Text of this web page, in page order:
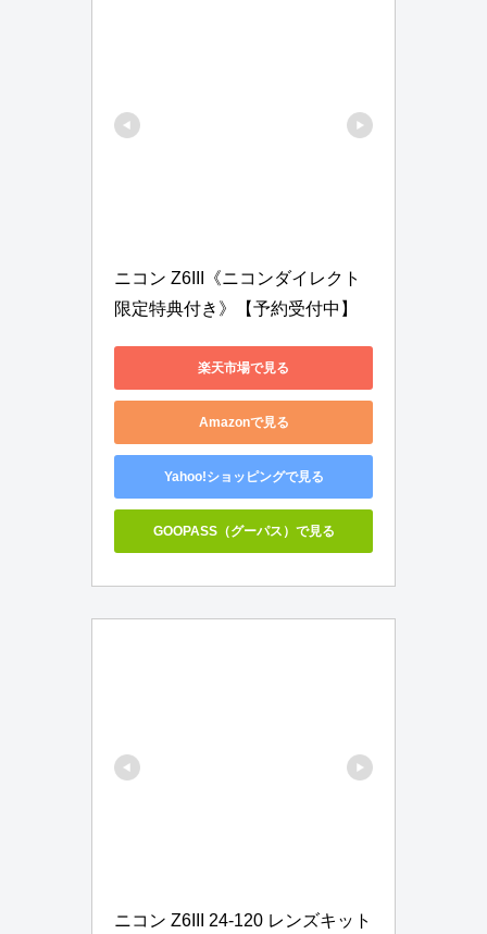
ニコン Z6III《ニコンダイレクト
限定特典付き》【予約受付中】
楽天市場で見る
Amazonで見る
Yahoo!ショッピングで見る
GOOPASS（グーパス）で見る
ニコン Z6III 24-120 レンズキット